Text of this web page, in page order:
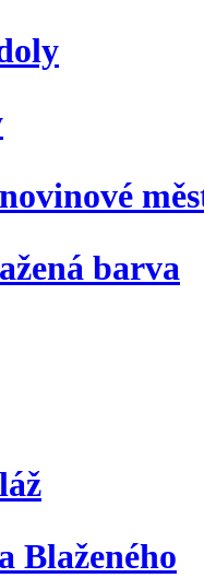
barva
Blaženého